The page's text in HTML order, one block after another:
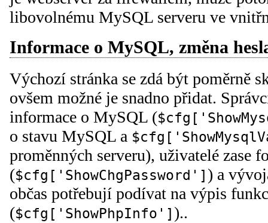
libovolnému MySQL serveru ve
Informace o MySQL, změna
Výchozí stránka se zdá být poměrně
ovšem možné je snadno přidat.
informace o MySQL (
o stavu MySQL a
proměnných serveru), uživatelé zase
($cfg['ShowChgPassword'] ) a
občas potřebují podívat na výpis
($cfg['ShowPhpInfo'] )..